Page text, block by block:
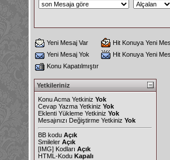
Yeni Mesaj Var
Hit Konuya Yeni
Yeni Mesaj Yok
Hit Konuya Yeni
Konu Kapatılmıştır
Yetkileriniz
Konu Acma Yetkiniz Yok
Cevap Yazma Yetkiniz Yok
Eklenti Yükleme Yetkiniz Yok
Mesajınızı Değiştirme Yetkiniz Yok
BB kodu Açık
Smileler Açık
[IMG] Kodları Açık
HTML-Kodu Kapalı